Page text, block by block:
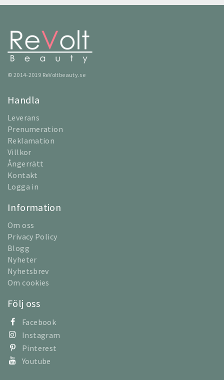
© 2014-2019 ReVoltbeauty.se
Handla
Leverans
Prenumeration
Reklamation
Villkor
Ångerrätt
Kontakt
Logga in
Information
Om oss
Privacy Policy
Blogg
Nyheter
Nyhetsbrev
Om cookies
Följ oss
Facebook
Instagram
Pinterest
Youtube